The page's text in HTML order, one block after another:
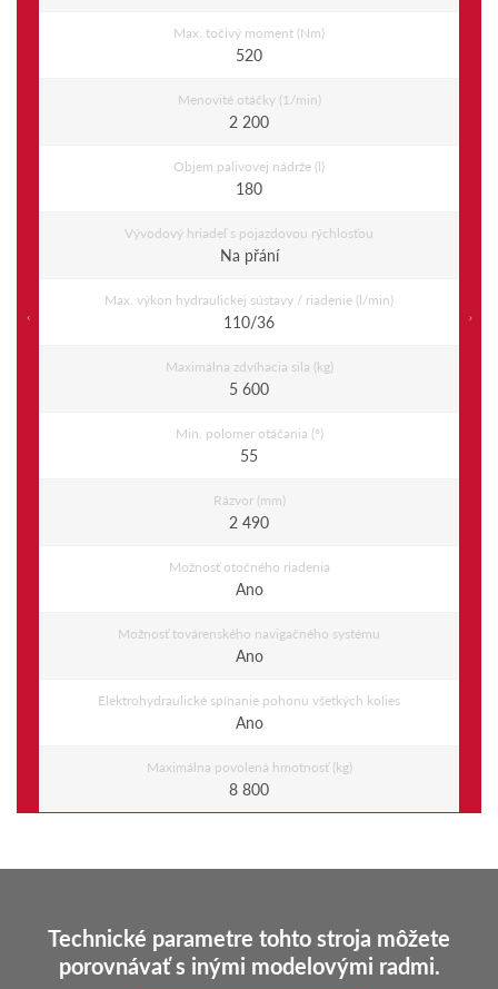
Max. točivý moment (Nm)
520
Menovité otáčky (1/min)
2 200
Objem palivovej nádrže (l)
180
Vývodový hriadeľ s pojazdovou rýchlosťou
Na přání
Max. výkon hydraulickej sústavy / riadenie (l/min)
110/36
Maximálna zdvíhacia sila (kg)
5 600
Min. polomer otáčania (°)
55
Rázvor (mm)
2 490
Možnosť otočného riadenia
Ano
Možnosť továrenského navigačného systému
Ano
Elektrohydraulické spínanie pohonu všetkých kolies
Ano
Maximálna povolená hmotnosť (kg)
8 800
Technické parametre tohto stroja môžete
porovnávať s inými modelovými radmi.